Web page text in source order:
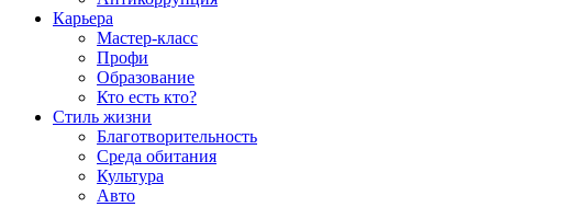
Карьера
Мастер-класс
Профи
Образование
Кто есть кто?
Стиль жизни
Благотворительность
Среда обитания
Культура
Авто